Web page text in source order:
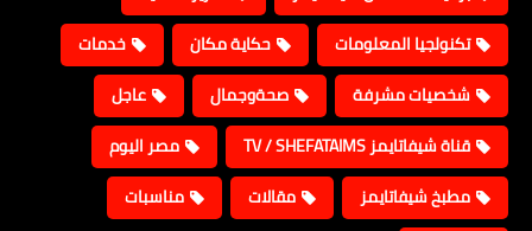
تكنولجيا المعلومات
حكاية مكان
خدمات
شخصيات مشرفة
صحةوجمال
عاجل
قناة شيفاتايمز TV / SHEFATAIMS
مصر اليوم
مطبخ شيفاتايمز
مقالات
مناسبات